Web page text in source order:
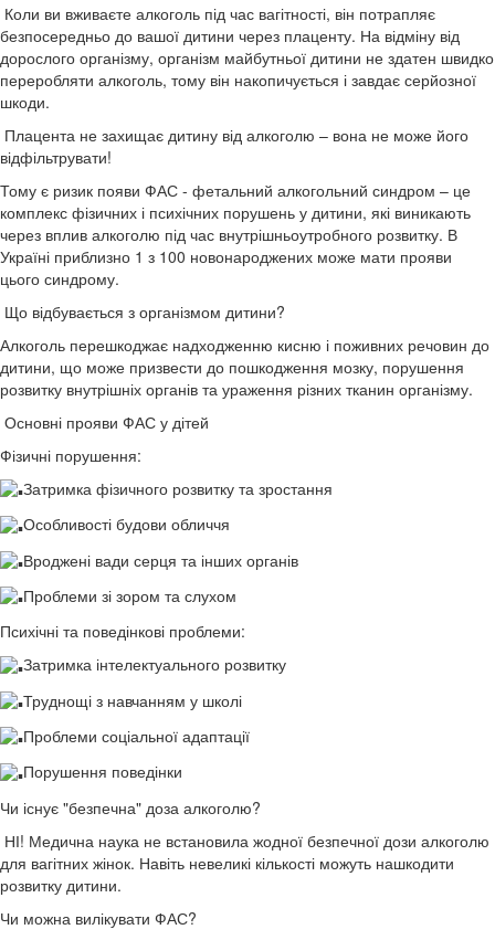
Коли ви вживаєте алкоголь під час вагітності, він потрапляє
безпосередньо до вашої дитини через плаценту. На відміну від
дорослого організму, організм майбутньої дитини не здатен швидко
переробляти алкоголь, тому він накопичується і завдає серйозної
шкоди.
Плацента не захищає дитину від алкоголю – вона не може його
відфільтрувати!
Тому є ризик появи ФАС - фетальний алкогольний синдром – це
комплекс фізичних і психічних порушень у дитини, які виникають
через вплив алкоголю під час внутрішньоутробного розвитку. В
Україні приблизно 1 з 100 новонароджених може мати прояви
цього синдрому.
Що відбувається з організмом дитини?
Алкоголь перешкоджає надходженню кисню і поживних речовин до
дитини, що може призвести до пошкодження мозку, порушення
розвитку внутрішніх органів та ураження різних тканин організму.
Основні прояви ФАС у дітей
Фізичні порушення:
Затримка фізичного розвитку та зростання
Особливості будови обличчя
Вроджені вади серця та інших органів
Проблеми зі зором та слухом
Психічні та поведінкові проблеми:
Затримка інтелектуального розвитку
Труднощі з навчанням у школі
Проблеми соціальної адаптації
Порушення поведінки
Чи існує "безпечна" доза алкоголю?
НІ! Медична наука не встановила жодної безпечної дози алкоголю
для вагітних жінок. Навіть невеликі кількості можуть нашкодити
розвитку дитини.
Чи можна вилікувати ФАС?